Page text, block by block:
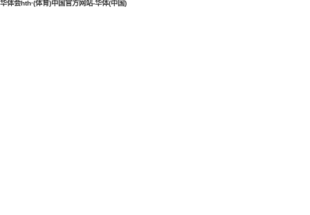
华体会hth·(体育)中国官方网站-华体(中国)